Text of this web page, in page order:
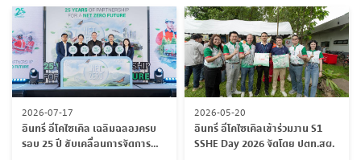
2026-07-17
อินทรี อีโคไซเคิล เฉลิมฉลองครบ
รอบ 25 ปี ขับเคลื่อนการจัดการ
2026-05-20
อินทรี อีโคไซเคิลเข้าร่วมงาน S1
SSHE Day 2026 จัดโดย ปตท.สผ.